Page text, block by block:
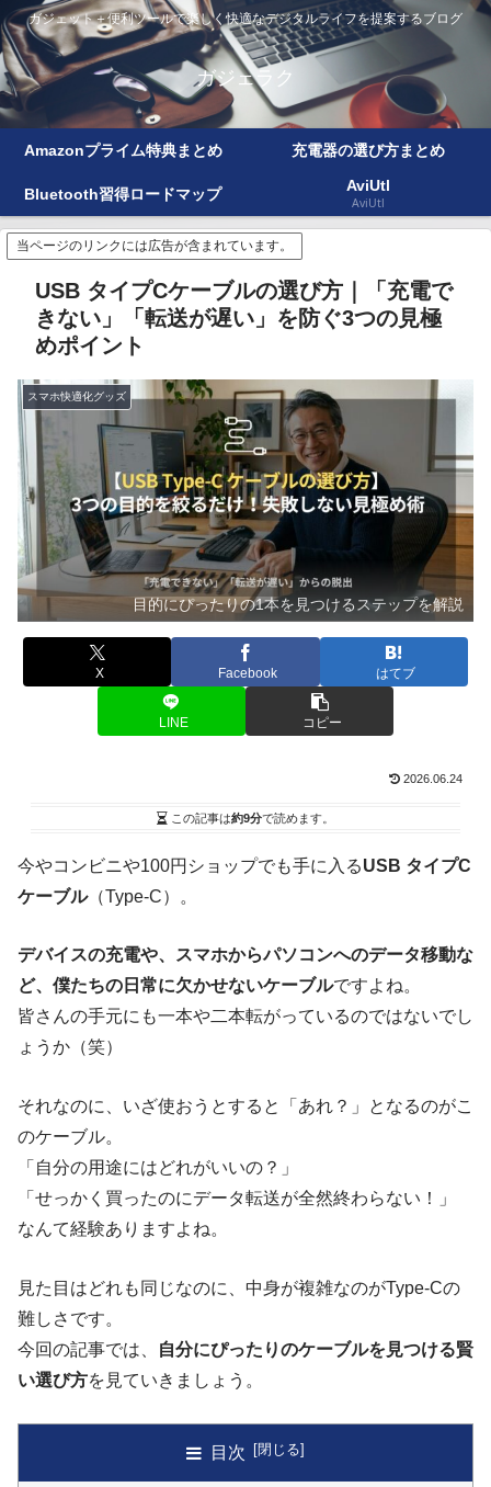
ガジェット＋便利ツールで楽しく快適なデジタルライフを提案するブログ
ガジェラク
Amazonプライム特典まとめ 充電器の選び方まとめ
Bluetooth習得ロードマップ AviUtl
AviUtl
当ページのリンクには広告が含まれています。
USB タイプCケーブルの選び方｜「充電で
きない」「転送が遅い」を防ぐ3つの見極
めポイント
スマホ快適化グッズ
目的にぴったりの1本を見つけるステップを解説
X Facebook はてブ
LINE コピー
2026.06.24
この記事は約9分で読めます。
今やコンビニや100円ショップでも手に入るUSB タイプC
ケーブル（Type-C）。
デバイスの充電や、スマホからパソコンへのデータ移動な
ど、僕たちの日常に欠かせないケーブルですよね。
皆さんの手元にも一本や二本転がっているのではないでし
ょうか（笑）
それなのに、いざ使おうとすると「あれ？」となるのがこ
のケーブル。
「自分の用途にはどれがいいの？」
「せっかく買ったのにデータ転送が全然終わらない！」
なんて経験ありますよね。
見た目はどれも同じなのに、中身が複雑なのがType-Cの
難しさです。
今回の記事では、
自分にぴったりのケーブルを見つける賢
い選び方を見ていきましょう。
目次